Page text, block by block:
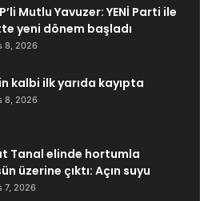
Mutlu Yavuzer: YENİ Parti ile
yeni dönem başladı
8, 2026
kalbi ilk yarıda kayıpta
8, 2026
Tanal elinde hortumla
üzerine çıktı: Açın suyu
7, 2026